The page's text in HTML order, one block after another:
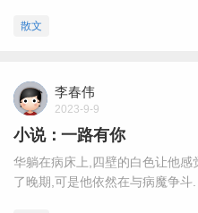
散文
李春伟
2023-9-9
小说：一路有你
华躺在病床上,四壁的白色让他感
了晚期,可是他依然在与病魔争斗.